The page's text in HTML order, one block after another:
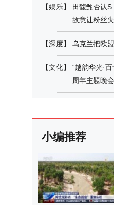
【娱乐】
田馥甄否认
故意让粉丝
【深度】 乌克兰把欧
【文化】
“越韵华光·
周年主题晚
小编推荐